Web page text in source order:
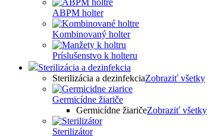
ABPM holter
Kombinovaný holter
Príslušenstvo k holteru
Sterilizácia a dezinfekcia
Sterilizácia a dezinfekciaZobraziť všetky
Germicídne žiariče
Germicídne žiaričeZobraziť všetky
Sterilizátor